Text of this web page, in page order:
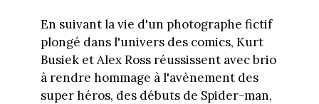
En suivant la vie d'un photographe fictif
plongé dans l'univers des comics, Kurt
Busiek et Alex Ross réussissent avec brio
à rendre hommage à l'avènement des
super héros, des débuts de Spider-man,